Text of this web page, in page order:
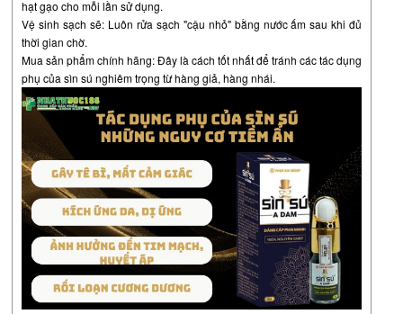
hạt gạo cho mỗi lần sử dụng.
Vệ sinh sạch sẽ: Luôn rửa sạch "cậu nhỏ" bằng nước ấm sau khi đủ
thời gian chờ.
Mua sản phẩm chính hãng: Đây là cách tốt nhất để tránh các tác dụng
phụ của sìn sú nghiêm trọng từ hàng giả, hàng nhái.